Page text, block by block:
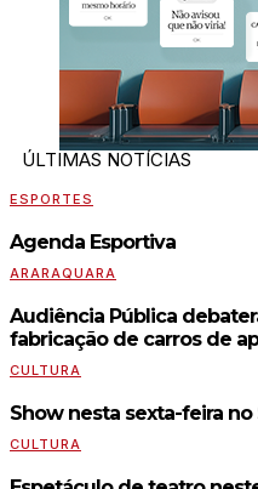
ÚLTIMAS NOTÍCIAS
ESPORTES
Agenda Esportiva
ARARAQUARA
Audiência Pública
fabricação de carros de
CULTURA
Show nesta sexta-feira no
CULTURA